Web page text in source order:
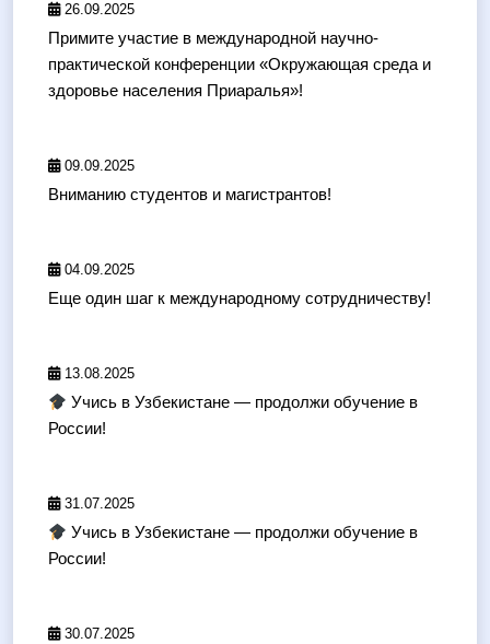
26.09.2025
Примите участие в международной научно-
практической конференции «Окружающая среда и
здоровье населения Приаралья»!
09.09.2025
Вниманию студентов и магистрантов!
04.09.2025
Еще один шаг к международному сотрудничеству!
13.08.2025
Учись в Узбекистане — продолжи обучение в
России!
31.07.2025
Учись в Узбекистане — продолжи обучение в
России!
30.07.2025